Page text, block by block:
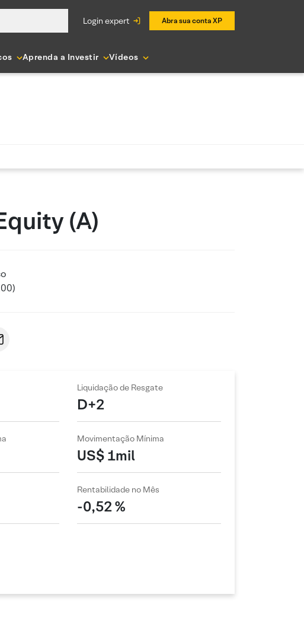
login expert Abra sua conta XP
Aprenda a Investir Vídeos
(A)
Liquidação de Resgate
D+2
Movimentação Mínima
US$ 1mil
Rentabilidade no Mês
-0,52 %